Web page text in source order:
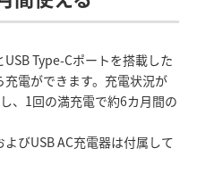
Type-Cポートを搭載した
電ができます。充電状況が
、1回の満充電で約6カ月間の
びUSB AC充電器は付属して